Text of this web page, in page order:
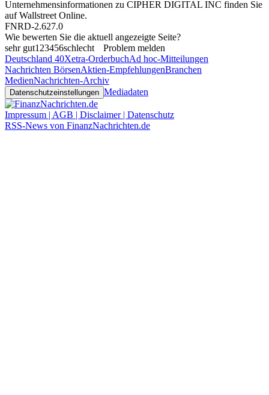
Unternehmensinformationen zu CIPHER DIGITAL INC finden Sie
aufWallstreet Online.
FNRD-2.627.0
Wie bewerten Sie die aktuell angezeigte Seite?
sehr gut1 23456schlecht
Problem melden
Deutschland 40Xetra-OrderbuchAd hoc-Mitteilungen
Nachrichten BörsenAktien-EmpfehlungenBranchen
MedienNachrichten-Archiv
Datenschutzeinstellungen Mediadaten
Impressum | AGB | Disclaimer | Datenschutz
RSS-News von FinanzNachrichten.de